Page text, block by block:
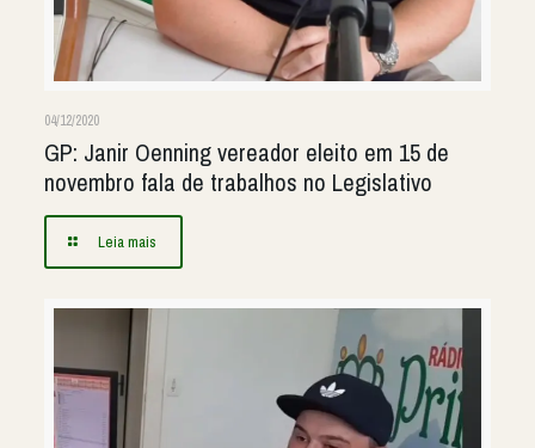
04/12/2020
GP: Janir Oenning vereador eleito em 15 de
novembro fala de trabalhos no Legislativo
Leia mais